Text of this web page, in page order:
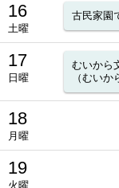
16
土曜
古民家園
17
日曜
むいから
（むいか
18
月曜
19
火曜